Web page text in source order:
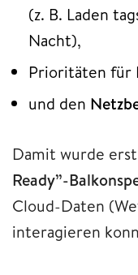
(z. B. Laden
Nacht),
Prioritäten für
und den
Damit wurde
Ready”-
Cloud-Daten
interagieren